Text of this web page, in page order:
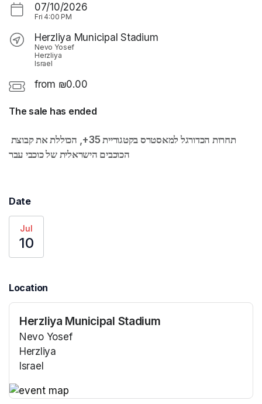
07/10/2026
Fri 4:00 PM
Herzliya Municipal Stadium
Nevo Yosef
Herzliya
Israel
from ₪0.00
The sale has ended
Date
Jul
10
Location
Herzliya Municipal Stadium
Nevo Yosef
Herzliya
Israel